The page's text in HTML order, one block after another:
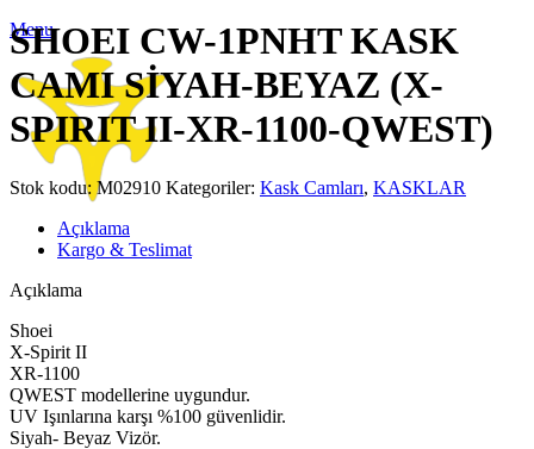
Menu
SHOEI CW-1PNHT KASK
CAMI SİYAH-BEYAZ (X-
SPIRIT II-XR-1100-QWEST)
Stok kodu: M02910 Kategoriler: Kask Camları, KASKLAR
Açıklama
Kargo & Teslimat
Açıklama
Shoei
X-Spirit II
XR-1100
QWEST modellerine uygundur.
UV Işınlarına karşı %100 güvenlidir.
Siyah- Beyaz Vizör.